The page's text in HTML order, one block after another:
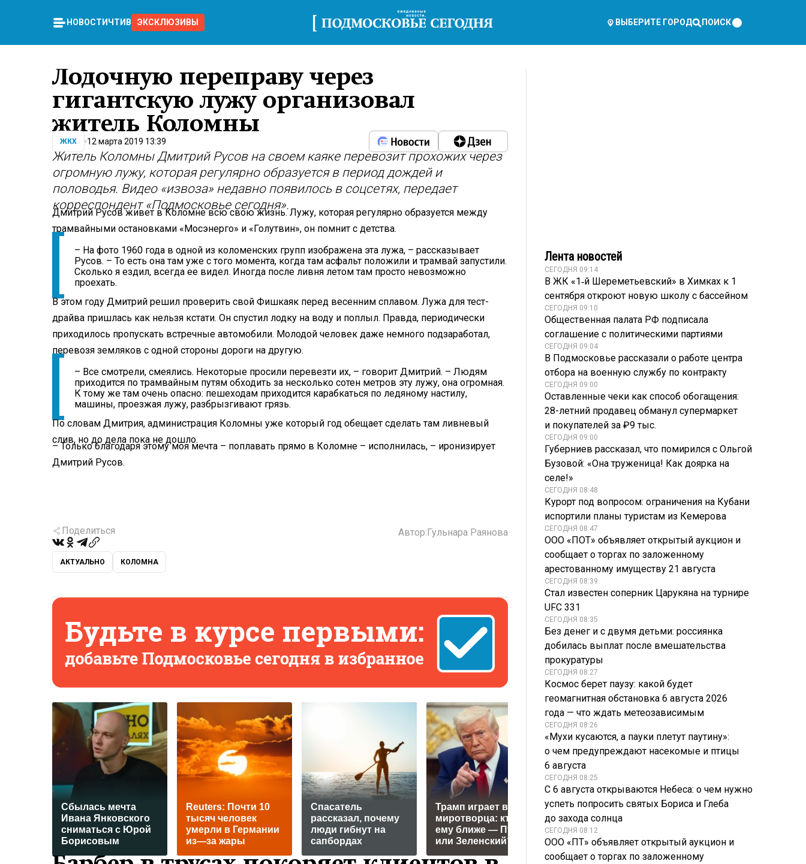
НОВОСТИ ЧТИВО ЭКСКЛЮЗИВЫ ВЫБЕРИТЕ ГОРОД ПОИСК
Лодочную переправу через
гигантскую лужу организовал
житель Коломны
ЖКХ 12 марта 2019 13:39
Житель Коломны Дмитрий Русов на своем каяке перевозит прохожих через
огромную лужу, которая регулярно образуется в период дождей и
половодья. Видео «извоза» недавно появилось в соцсетях, передает
корреспондент «Подмосковье сегодня».
Дмитрий Русов живет в Коломне всю свою жизнь. Лужу, которая регулярно образуется между
трамвайными остановками «Мосэнерго» и «Голутвин», он помнит с детства.
– На фото 1960 года в одной из коломенских групп изображена эта лужа, – рассказывает
Русов. – То есть она там уже с того момента, когда там асфальт положили и трамвай запустили.
Сколько я ездил, всегда ее видел. Иногда после ливня летом там просто невозможно
проехать.
В этом году Дмитрий решил проверить свой Фишкаяк перед весенним сплавом. Лужа для тест-
драйва пришлась как нельзя кстати. Он спустил лодку на воду и поплыл. Правда, периодически
приходилось пропускать встречные автомобили. Молодой человек даже немного подзаработал,
перевозя земляков с одной стороны дороги на другую.
– Все смотрели, смеялись. Некоторые просили перевезти их, – говорит Дмитрий. – Людям
приходится по трамвайным путям обходить за несколько сотен метров эту лужу, она огромная.
К тому же там очень опасно: пешеходам приходится карабкаться по ледяному настилу,
машины, проезжая лужу, разбрызгивают грязь.
По словам Дмитрия, администрация Коломны уже который год обещает сделать там ливневый
слив, но до дела пока не дошло.
– Только благодаря этому моя мечта – поплавать прямо в Коломне – исполнилась, – иронизирует
Дмитрий Русов.
Поделиться Автор:Гульнара Раянова
АКТУАЛЬНО КОЛОМНА
Сбылась мечта
Ивана Янковского
сниматься с Юрой
Борисовым
Reuters: Почти 10
тысяч человек
умерли в Германии
из—за жары
Спасатель
рассказал, почему
люди гибнут на
сапбордах
Трамп играет в
миротворца: кто
ему ближе — Путин
или Зеленский?
Почему пожилые
просыпаются в 3
ночи? Это знак о
скором…
Мужчины ринулись
секрет
Лента новостей
СЕГОДНЯ 09:14
В ЖК «1‑й Шереметьевский» в Химках к 1
сентября откроют новую школу с бассейном
СЕГОДНЯ 09:10
Общественная палата РФ подписала
соглашение с политическими партиями
СЕГОДНЯ 09:04
В Подмосковье рассказали о работе центра
отбора на военную службу по контракту
СЕГОДНЯ 09:00
Оставленные чеки как способ обогащения:
28-летний продавец обманул супермаркет
и покупателей за ₽9 тыс.
СЕГОДНЯ 09:00
Губерниев рассказал, что помирился с Ольгой
Бузовой: «Она труженица! Как доярка на
селе!»
СЕГОДНЯ 08:48
Курорт под вопросом: ограничения на Кубани
испортили планы туристам из Кемерова
СЕГОДНЯ 08:47
ООО «ПОТ» объявляет открытый аукцион и
сообщает о торгах по заложенному
арестованному имуществу 21 августа
СЕГОДНЯ 08:39
Стал известен соперник Царукяна на турнире
UFC 331
СЕГОДНЯ 08:35
Без денег и с двумя детьми: россиянка
добилась выплат после вмешательства
прокуратуры
СЕГОДНЯ 08:27
Космос берет паузу: какой будет
геомагнитная обстановка 6 августа 2026
года — что ждать метеозависимым
СЕГОДНЯ 08:26
«Мухи кусаются, а пауки плетут паутину»:
о чем предупреждают насекомые и птицы
6 августа
СЕГОДНЯ 08:25
С 6 августа открываются Небеса: о чем нужно
успеть попросить святых Бориса и Глеба
до захода солнца
СЕГОДНЯ 08:12
ООО «ПТ» объявляет открытый аукцион и
сообщает о торгах по заложенному